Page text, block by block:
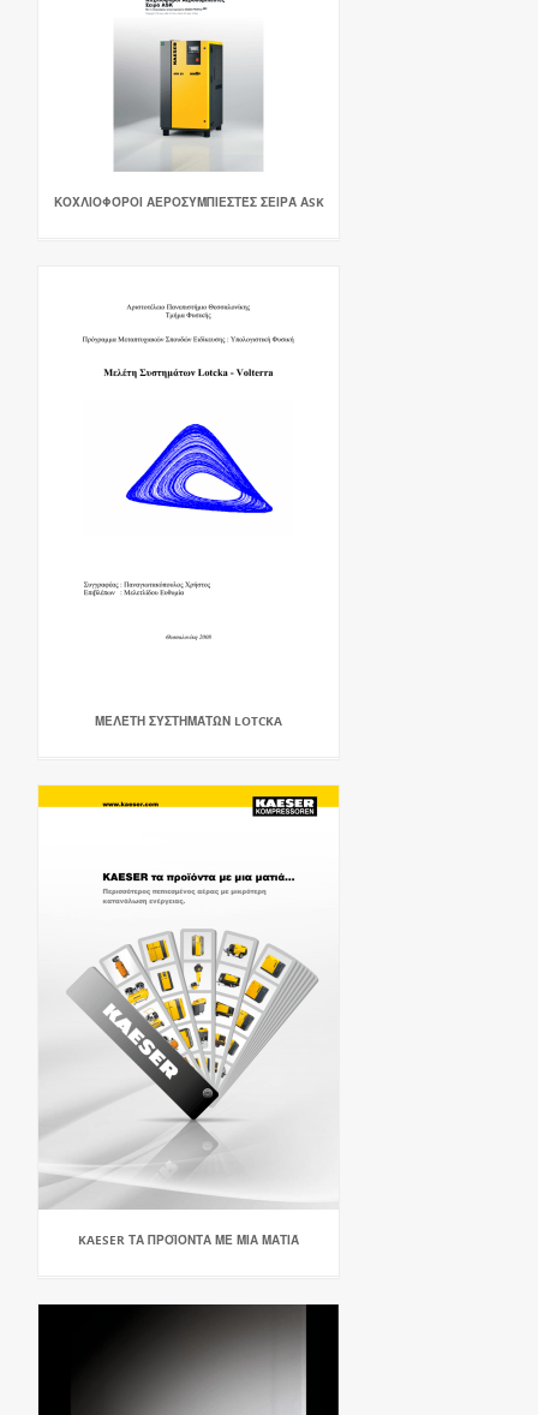
ΚΟΧΛΙΟΦΌΡΟΙ ΑΕΡΟΣΥΜΠΙΕΣΤΈΣ ΣΕΙΡΆ ΑSK
ΜΕΛΈΤΗ ΣΥΣΤΗΜΆΤΩΝ LOTCKA
KAESER ΤΑ ΠΡΟΪΌΝΤΑ ΜΕ ΜΙΑ ΜΑΤΙΆ